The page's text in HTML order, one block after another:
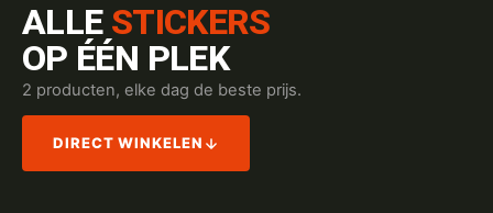
ALLE STICKERS
OP ÉÉN PLEK
2 producten, elke dag de beste prijs.
DIRECT WINKELEN